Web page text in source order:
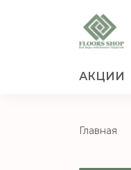
АКЦИИ
Главная